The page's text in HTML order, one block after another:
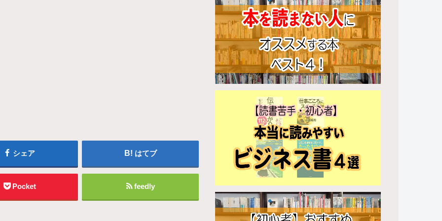
シェア はてブ
Pocket feedly